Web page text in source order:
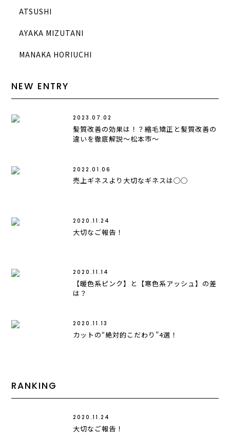
ATSUSHI
AYAKA MIZUTANI
MANAKA HORIUCHI
NEW ENTRY
2023.07.02
髪質改善の効果は！？縮毛矯正と髪質改善の
違いを徹底解説〜松本市〜
2022.01.06
売上ギネスより大切なギネスは◯◯
2020.11.24
大切なご報告！
2020.11.14
【暖色系ピンク】と【寒色系アッシュ】の差
は？
2020.11.13
カットの“絶対的こだわり”4選！
RANKING
2020.11.24
大切なご報告！